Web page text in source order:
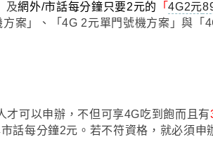
及網外/市話每分鐘只要2元的 「4G2元
方案」、「4G 2元單門號機方案」與「
才可以申辦 ， 不但可享4G吃到飽而且有
話每分鐘2元。若不符資格 ， 就必須申